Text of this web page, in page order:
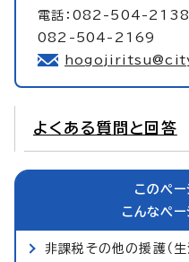
電話：082-504-2138（
082-504-2169
よくある質問と回答
このペ
こんなペ
非課税その他の援護（生